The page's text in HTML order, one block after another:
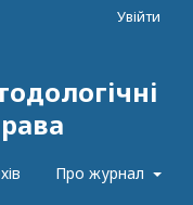
Про журнал
Увійти